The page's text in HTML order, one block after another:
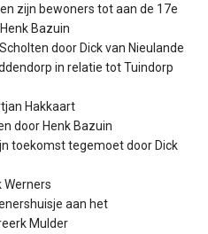
zijn bewoners tot aan de 17e
Bazuin
door Dick van Nieulande
in relatie tot Tuindorp
Hakkaart
door Henk Bazuin
toekomst tegemoet door Dick
Werners
aan het
Mulder